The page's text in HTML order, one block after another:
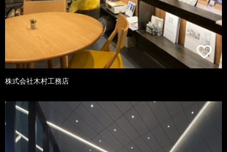
株式会社木村工務店